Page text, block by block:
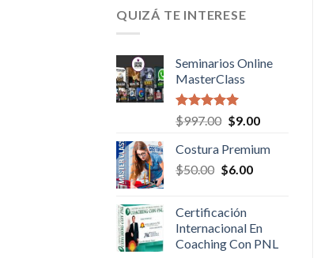
QUIZÁ TE INTERESE
Seminarios Online
MasterClass
Valorado en
5.00
$997.00 Original
was:
$997.00.
$9.00Current
is:
Costura Premium
$50.00 Original
$50.00.
$6.00Current
Certificación
Internacional En
Coaching Con PNL